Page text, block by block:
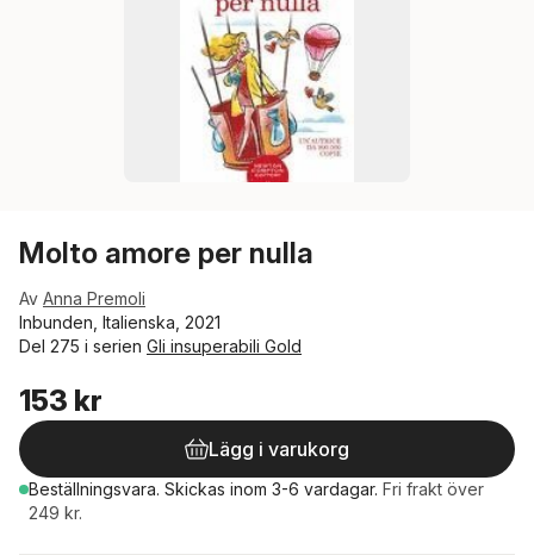
Molto amore per nulla
Av Anna Premoli
Inbunden, Italienska, 2021
Del 275 i serien Gli insuperabili Gold
153 kr
Lägg i varukorg
Beställningsvara. Skickas inom 3-6 vardagar. Fri frakt över
249 kr.